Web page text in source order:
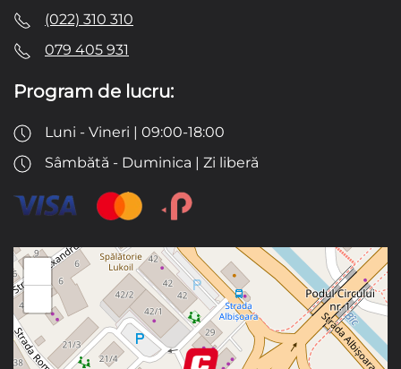
(022) 310 310
079 405 931
Program de lucru:
Luni - Vineri | 09:00-18:00
Sâmbătă - Duminica | Zi liberă